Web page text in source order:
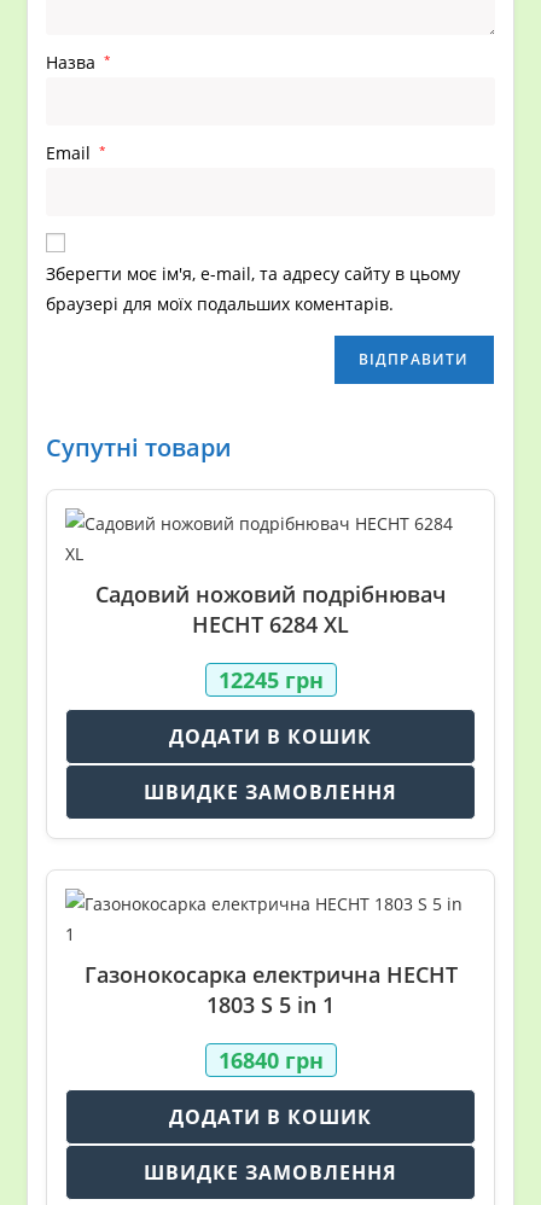
Назва *
Email *
Зберегти моє ім'я, e-mail, та адресу сайту в цьому
браузері для моїх подальших коментарів.
Супутні товари
Садовий ножовий подрібнювач
HECHT 6284 XL
12245 грн
ДОДАТИ В КОШИК
ШВИДКЕ ЗАМОВЛЕННЯ
Газонокосарка електрична HECHT
1803 S 5 in 1
16840 грн
ДОДАТИ В КОШИК
ШВИДКЕ ЗАМОВЛЕННЯ